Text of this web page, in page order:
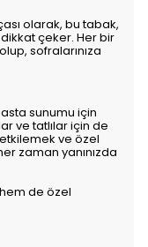
olarak, bu tabak,
çeker. Her bir
sofralarınıza
sunumu için
ve tatlılar için de
ve özel
zaman yanınızda
de özel